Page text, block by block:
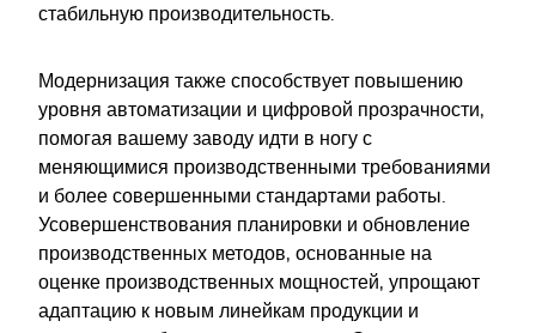
стабильную производительность.
Модернизация также способствует повышению
уровня автоматизации и цифровой прозрачности,
помогая вашему заводу идти в ногу с
меняющимися производственными требованиями
и более совершенными стандартами работы.
Усовершенствования планировки и обновление
производственных методов, основанные на
оценке производственных мощностей, упрощают
адаптацию к новым линейкам продукции и